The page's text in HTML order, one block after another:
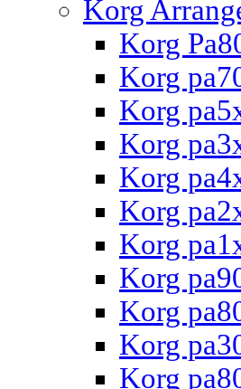
Korg
Korg
Korg
Korg
Korg
Korg
Korg
Korg
Korg
Korg
Korg
Korg